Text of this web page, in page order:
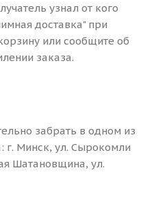
узнал от кого
доставка" при
или сообщите об
заказа.
забрать в одном из
г. Минск, ул. Сырокомли
Шатановщина, ул.